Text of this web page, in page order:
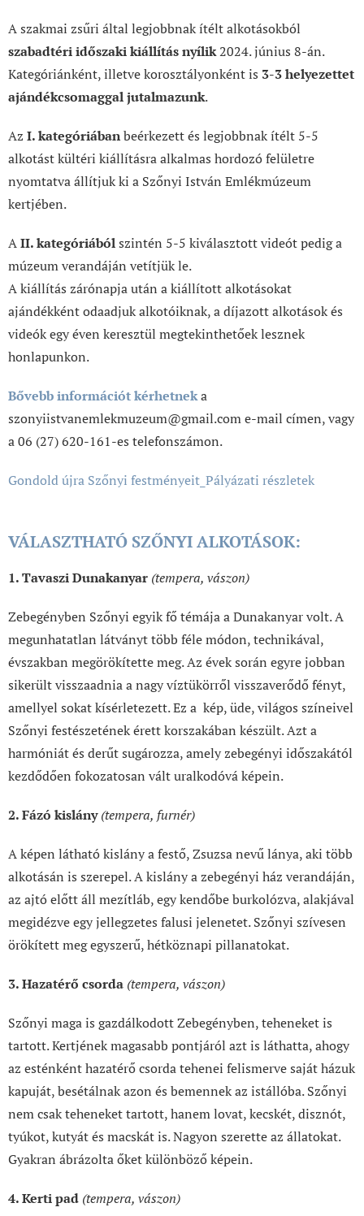
A szakmai zsűri által legjobbnak ítélt alkotásokból
szabadtéri időszaki kiállítás nyílik2024. június 8-án.
Kategóriánként, illetve korosztályonként is 3-3 helyezettet
ajándékcsomaggal jutalmazunk.
Az I. kategóriábanbeérkezett és legjobbnak ítélt 5-5
alkotást kültéri kiállításra alkalmas hordozó felületre
nyomtatva állítjuk ki a Szőnyi István Emlékmúzeum
kertjében.
AII. kategóriábólszintén 5-5 kiválasztott videót pedig a
múzeum verandáján vetítjük le.
A kiállítás zárónapja után a kiállított alkotásokat
ajándékként odaadjuk alkotóiknak, a díjazott alkotások és
videók egy éven keresztül megtekinthetőek lesznek
honlapunkon.
Bővebb információt kérhetneka
szonyiistvanemlekmuzeum@gmail.com e-mail címen, vagy
a 06 (27) 620-161-es telefonszámon.
Gondold újra Szőnyi festményeit_Pályázati részletek
VÁLASZTHATÓ SZŐNYI ALKOTÁSOK:
1. Tavaszi Dunakanyar (tempera, vászon)
Zebegényben Szőnyi egyik fő témája a Dunakanyar volt. A
megunhatatlan látványt több féle módon, technikával,
évszakban megörökítette meg. Az évek során egyre jobban
sikerült visszaadnia a nagy víztükörről visszaverődő fényt,
amellyel sokat kísérletezett. Ez a kép, üde, világos színeivel
Szőnyi festészetének érett korszakában készült. Azt a
harmóniát és derűt sugározza, amely zebegényi időszakától
kezdődően fokozatosan vált uralkodóvá képein.
2. Fázó kislány(tempera, furnér)
A képen látható kislány a festő, Zsuzsa nevű lánya, aki több
alkotásán is szerepel. A kislány a zebegényi ház verandáján,
az ajtó előtt áll mezítláb, egy kendőbe burkolózva, alakjával
megidézve egy jellegzetes falusi jelenetet. Szőnyi szívesen
örökített meg egyszerű, hétköznapi pillanatokat.
3. Hazatérő csorda (tempera, vászon)
Szőnyi maga is gazdálkodott Zebegényben, teheneket is
tartott. Kertjének magasabb pontjáról azt is láthatta, ahogy
az esténként hazatérő csorda tehenei felismerve saját házuk
kapuját, besétálnak azon és bemennek az istállóba. Szőnyi
nem csak teheneket tartott, hanem lovat, kecskét, disznót,
tyúkot, kutyát és macskát is. Nagyon szerette az állatokat.
Gyakran ábrázolta őket különböző képein.
4. Kerti pad (tempera, vászon)